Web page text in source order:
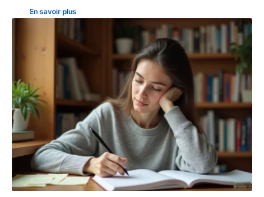
En savoir plus